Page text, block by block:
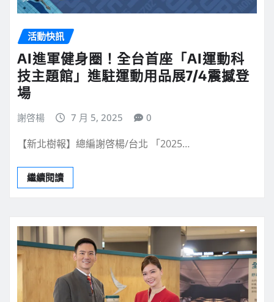
活動快訊
AI進軍健身圈！全台首座「AI運動科
技主題館」進駐運動用品展7/4震撼登
場
謝啓楊 7 月 5, 2025 0
【新北樹報】總編謝啓楊/台北 「2025…
繼續閱讀